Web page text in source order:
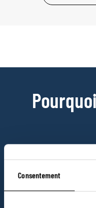
Consentement
à proposer des
avons